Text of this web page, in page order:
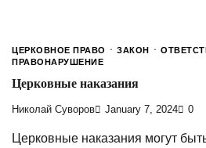
ЦЕРКОВНОЕ ПРАВО ЗАКОН
ПРАВОНАРУШЕНИЕ
Церковные наказания
Николай Суворов January 7, 2024 0
Церковные наказания могут